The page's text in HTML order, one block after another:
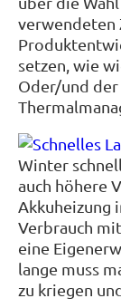
verwendeten
setzen, wie
Oder/und
Winter
auch höhere
Akkuheizung
Verbrauch
eine
lange muss
zu kriegen